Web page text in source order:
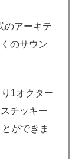
のアーキテ
のサウン
1オクター
チッキー
ができま